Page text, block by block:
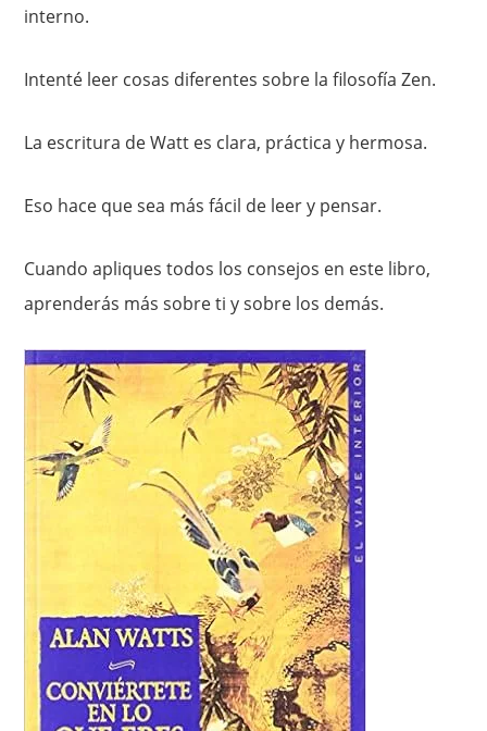
interno.
Intenté leer cosas diferentes sobre la filosofía Zen.
La escritura de Watt es clara, práctica y hermosa.
Eso hace que sea más fácil de leer y pensar.
Cuando apliques todos los consejos en este libro,
aprenderás más sobre ti y sobre los demás.